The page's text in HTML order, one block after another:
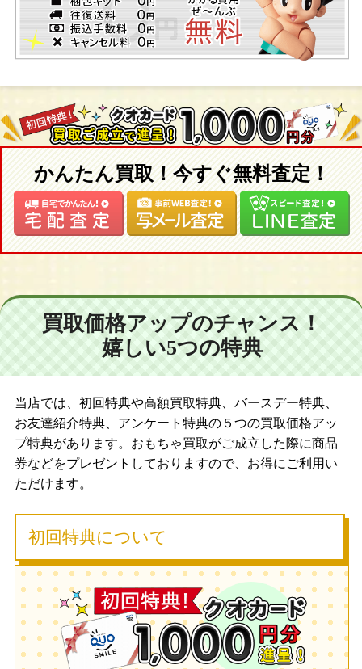
かんたん買取！今すぐ無料査定！
買取価格アップのチャンス！
嬉しい5つの特典
当店では、初回特典や高額買取特典、バースデー特典、
お友達紹介特典、アンケート特典の５つの買取価格アッ
プ特典があります。おもちゃ買取がご成立した際に商品
券などをプレゼントしておりますので、お得にご利用い
ただけます。
初回特典について